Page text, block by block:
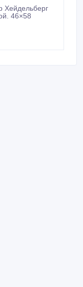
Хейдельберг
46×58